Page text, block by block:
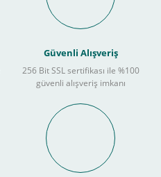
Güvenli Alışveriş
256 Bit SSL sertifikası ile %100
güvenli alışveriş imkanı